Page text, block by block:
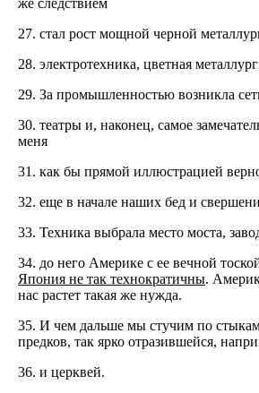
27. стал рост мощной черной
28. электротехника, цветная
29. За промышленностью возникла
30. театры и, наконец, самое
меня
31. как бы прямой иллюстрацией
32. еще в начале наших бед и
33. Техника выбрала место моста,
34. до него Америке с ее вечной
Япония не так технократичны.
нас растет такая же нужда.
35. И чем дальше мы стучим по
предков, так ярко отразившейся,
36. и церквей.